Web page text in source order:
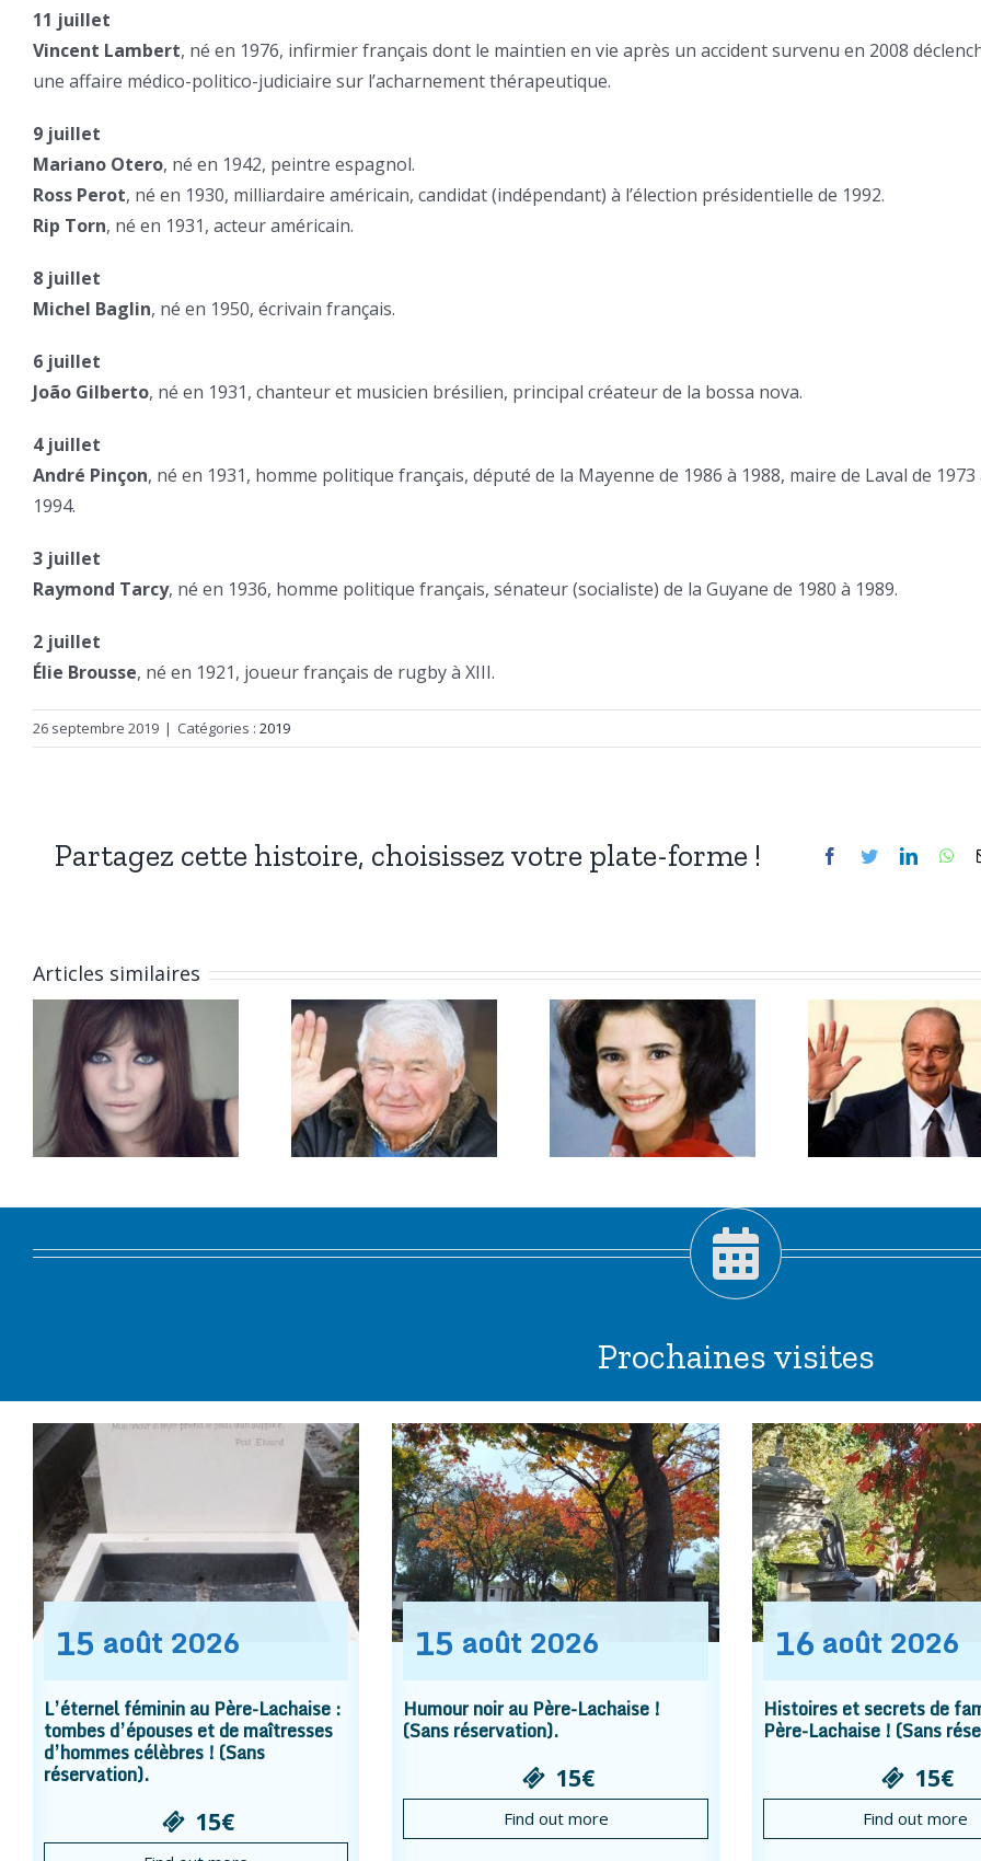
11 juillet
Vincent Lambert, né en 1976, infirmier français dont le maintien en vie après un accident survenu en 2008
une affaire médico-politico-judiciaire sur l’acharnement thérapeutique.
9 juillet
Mariano Otero, né en 1942, peintre espagnol.
Ross Perot, né en 1930, milliardaire américain, candidat (indépendant) à l’élection présidentielle de 1992.
Rip Torn, né en 1931, acteur américain.
8 juillet
Michel Baglin, né en 1950, écrivain français.
6 juillet
João Gilberto, né en 1931, chanteur et musicien brésilien, principal créateur de la bossa nova.
4 juillet
André Pinçon, né en 1931, homme politique français, député de la Mayenne de 1986 à 1988, maire de Laval de 1973
1994.
3 juillet
Raymond Tarcy, né en 1936, homme politique français, sénateur (socialiste) de la Guyane de 1980 à 1989.
2 juillet
Élie Brousse, né en 1921, joueur français de rugby à XIII.
26 septembre 2019 | Catégories : 2019
Partagez cette histoire, choisissez votre plate-forme ! Facebook
TwitterLinkedIn
Articles similaires
Novembre
2019.
Octobre
2019.
Septembre
2019.
Prochaines visites
15 août 2026
L’éternel féminin au Père-Lachaise :
tombes d’épouses et de maîtresses
d’hommes célèbres ! (Sans
réservation).
15€
15 août 2026
Humour noir au Père-Lachaise !
(Sans réservation).
15€
Find out more
16 août 2026
Histoires et secrets de
Père-Lachaise ! (Sans
15€
Find out more